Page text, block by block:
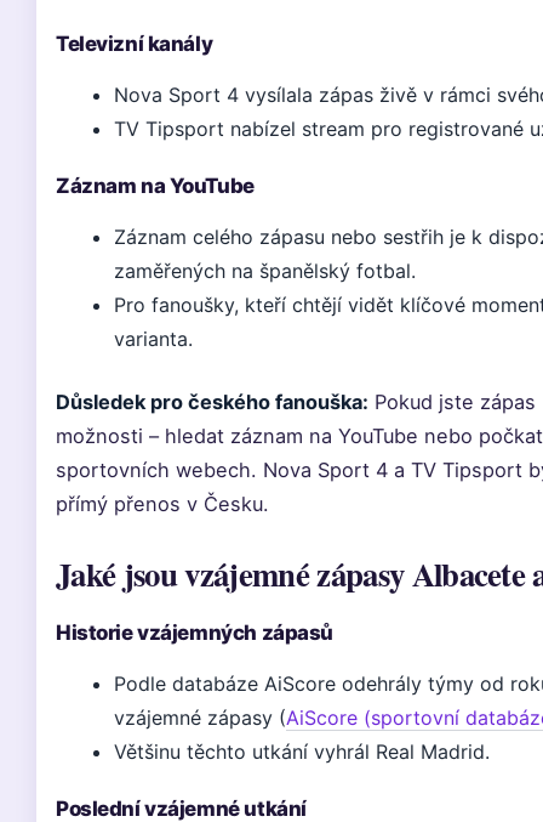
Televizní kanály
Nova Sport 4 vysílala zápas živě v rámci
TV Tipsport nabízel stream pro registrované
Záznam na YouTube
Záznam celého zápasu nebo sestřih je k
zaměřených na španělský fotbal.
Pro fanoušky, kteří chtějí vidět klíčové
varianta.
Důsledek pro českého fanouška: Pokud jste
možnosti – hledat záznam na YouTube nebo
sportovních webech. Nova Sport 4 a TV Tipsport
přímý přenos v Česku.
Jaké jsou vzájemné zápasy
Historie vzájemných zápasů
Podle databáze AiScore odehrály týmy od
vzájemné zápasy (AiScore (sportovní
Většinu těchto utkání vyhrál Real Madrid.
Poslední vzájemné utkání